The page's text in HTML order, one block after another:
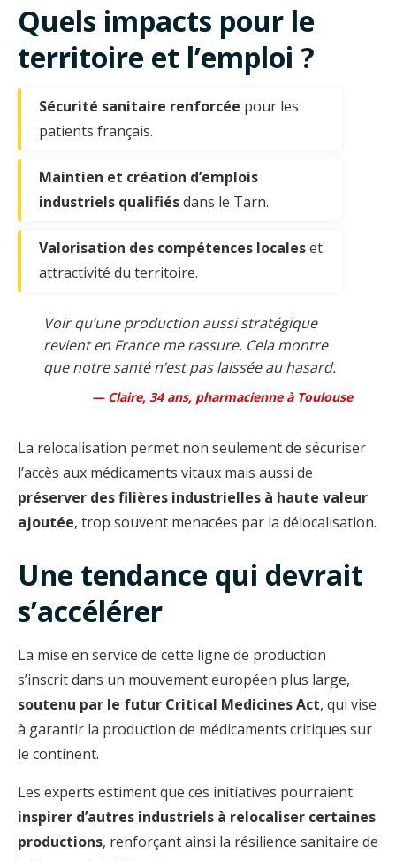
Quels impacts pour le
territoire et l’emploi ?
Sécurité sanitaire renforcée pour les
patients français.
Maintien et création d’emplois
industriels qualifiésdans le Tarn.
Valorisation des compétences localeset
attractivité du territoire.
Voir qu’une production aussi stratégique
revient en France me rassure. Cela montre
que notre santé n’est pas laissée au hasard.
Claire, 34 ans, pharmacienne à Toulouse
La relocalisation permet non seulement de sécuriser
l’accès aux médicaments vitaux mais aussi de
préserver des filières industrielles à haute valeur
ajoutée, trop souvent menacées par la délocalisation.
Une tendance qui devrait
s’accélérer
La mise en service de cette ligne de production
s’inscrit dans un mouvement européen plus large,
soutenu par le futur Critical Medicines Act, qui vise
à garantir la production de médicaments critiques sur
le continent.
Les experts estiment que ces initiatives pourraient
inspirer d’autres industriels à relocaliser certaines
productions, renforçant ainsi la résilience sanitaire de